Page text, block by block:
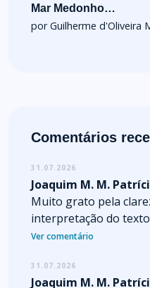
Mar Medonho…
por Guilherme d'Oliveira
Comentários
31.07.2026
Joaquim M. M.
Muito grato pela
interpretação do
Ver comentário
31.07.2026
Joaquim M. M.